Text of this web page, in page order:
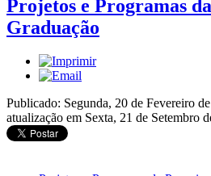
Projetos e Programas
Graduação
Publicado: Segunda, 20 de Fevereiro
atualização em Sexta, 21 de Setembro